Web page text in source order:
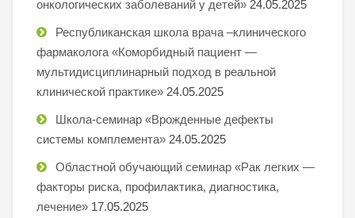
онкологических заболеваний у детей» 24.05.2025
Республиканская школа врача –клинического
фармаколога «Коморбидный пациент —
мультидисциплинарный подход в реальной
клинической практике» 24.05.2025
Школа-семинар «Врожденные дефекты
системы комплемента» 24.05.2025
Областной обучающий семинар «Рак легких —
факторы риска, профилактика, диагностика,
лечение» 17.05.2025